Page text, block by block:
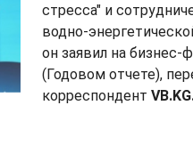
стресса" и
водно-
он заявил на
(Годовом отчете),
корреспондент